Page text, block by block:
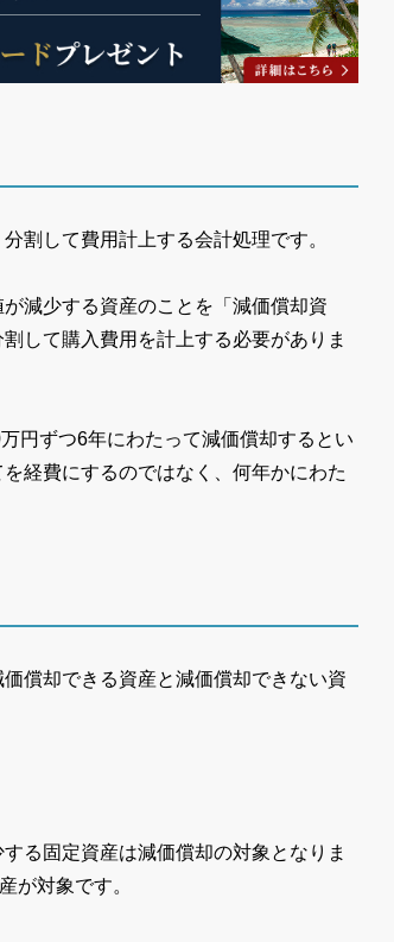
割して費用計上する会計処理です。
減少する資産のことを「減価償却資
して購入費用を計上する必要がありま
円ずつ6年にわたって減価償却するとい
経費にするのではなく、何年かにわた
償却できる資産と減価償却できない資
る固定資産は減価償却の対象となりま
が対象です。